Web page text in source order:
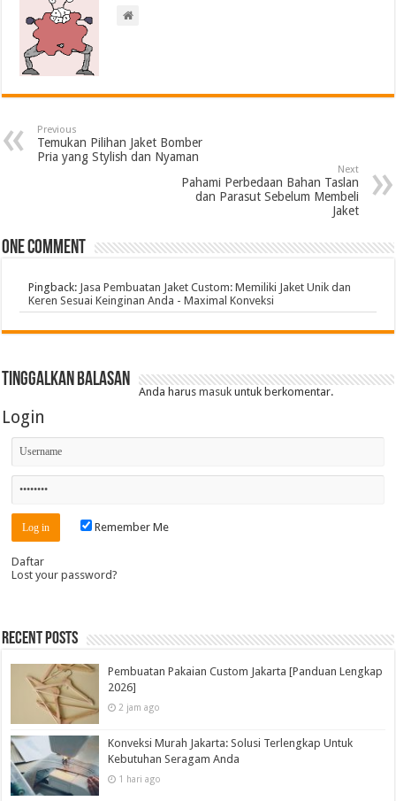
Previous
Temukan Pilihan Jaket Bomber
Pria yang Stylish dan Nyaman
Next
Pahami Perbedaan Bahan Taslan
dan Parasut Sebelum Membeli
Jaket
One comment
Pingback: Jasa Pembuatan Jaket Custom: Memiliki Jaket Unik dan
Keren Sesuai Keinginan Anda - Maximal Konveksi
Tinggalkan Balasan
Anda harusmasuk untuk berkomentar.
Login
Remember Me
Daftar
Lost your password?
Recent Posts
Pembuatan Pakaian Custom Jakarta [Panduan Lengkap
2026]
2 jam ago
Konveksi Murah Jakarta: Solusi Terlengkap Untuk
Kebutuhan Seragam Anda
1 hari ago